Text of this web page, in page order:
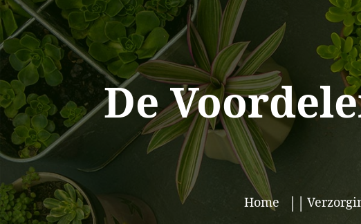
De
Home